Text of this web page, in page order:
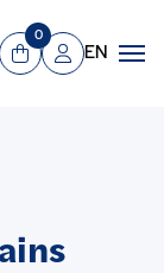
Panier
0
Mon compte
EN